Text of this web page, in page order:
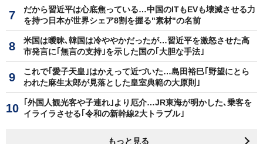
だから習近平は心底焦っている…中国のITもEVも壊滅させる力
を持つ日本が世界シェア8割を握る"素材"の名前
米国は曖昧､韓国は冷ややかだったが…習近平を激怒させた高
市発言に｢無言の支持｣を示した国の｢大胆な手法｣
これで｢愛子天皇｣はかえって近づいた…島田裕巳｢野望にとら
われた麻生太郎が見落とした皇室典範の大原則｣
｢外国人観光客や子連れ｣より厄介…JR東海が明かした､乗客を
イライラさせる｢令和の新幹線2大トラブル｣
もっと見る